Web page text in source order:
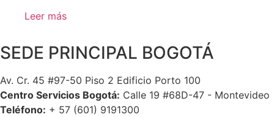
Leer más
SEDE PRINCIPAL BOGOTÁ
Av. Cr. 45 #97-50 Piso 2 Edificio Porto 100
Centro Servicios Bogotá: Calle 19 #68D-47 - Montevideo
Teléfono: + 57 (601) 9191300